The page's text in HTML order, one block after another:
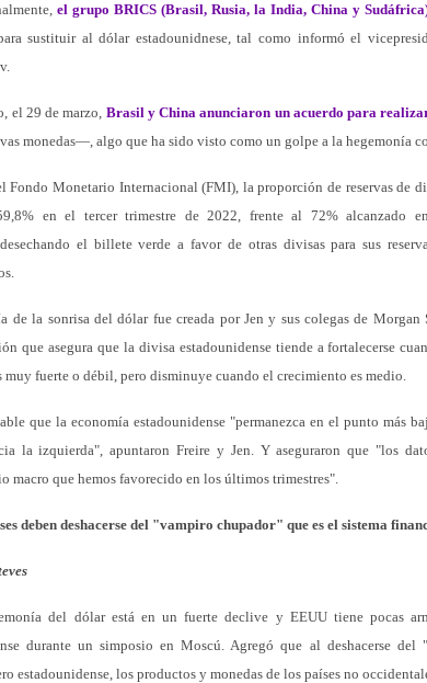
el grupo BRICS (Brasil, Rusia, la India, China y
sustituir al dólar estadounidnese, tal como informó el
el 29 de marzo, Brasil y China anunciaron un acuerdo para
monedas—, algo que ha sido visto como un golpe a la hegemonía
Fondo Monetario Internacional (FMI), la proporción de reservas de
en el tercer trimestre de 2022, frente al 72% alcanzado
el billete verde a favor de otras divisas para sus
de la sonrisa del dólar fue creada por Jen y sus colegas de
que asegura que la divisa estadounidense tiende a fortalecerse
muy fuerte o débil, pero disminuye cuando el crecimiento es medio.
que la economía estadounidense "permanezca en el punto más
la izquierda", apuntaron Freire y Jen. Y aseguraron que "los
macro que hemos favorecido en los últimos trimestres".
deben deshacerse del "vampiro chupador" que es el sistema
del dólar está en un fuerte declive y EEUU tiene pocas
durante un simposio en Moscú. Agregó que al deshacerse del
estadounidense, los productos y monedas de los países no